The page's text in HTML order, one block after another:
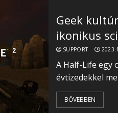
Geek
ikonikus
SUPPORT
A Half-Life egy
évtizedekkel
BŐVEBBEN